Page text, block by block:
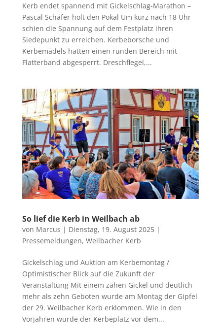
Kerb endet spannend mit Gickelschlag-Marathon –
Pascal Schäfer holt den Pokal Um kurz nach 18 Uhr
schien die Spannung auf dem Festplatz ihren
Siedepunkt zu erreichen. Kerbeborsche und
Kerbemädels hatten einen runden Bereich mit
Flatterband abgesperrt. Dreschflegel,...
So lief die Kerb in Weilbach ab
von Marcus | Dienstag, 19. August 2025|
Pressemeldungen, Weilbacher Kerb
Gickelschlag und Auktion am Kerbemontag /
Optimistischer Blick auf die Zukunft der
Veranstaltung Mit einem zähen Gickel und deutlich
mehr als zehn Geboten wurde am Montag der Gipfel
der 29. Weilbacher Kerb erklommen. Wie in den
Vorjahren wurde der Kerbeplatz vor dem...